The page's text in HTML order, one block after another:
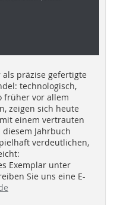
präzise gefertigte
technologisch,
früher vor allem
zeigen sich heute
einem vertrauten
Jahrbuch
verdeutlichen,
Exemplar unter
Sie uns eine E-